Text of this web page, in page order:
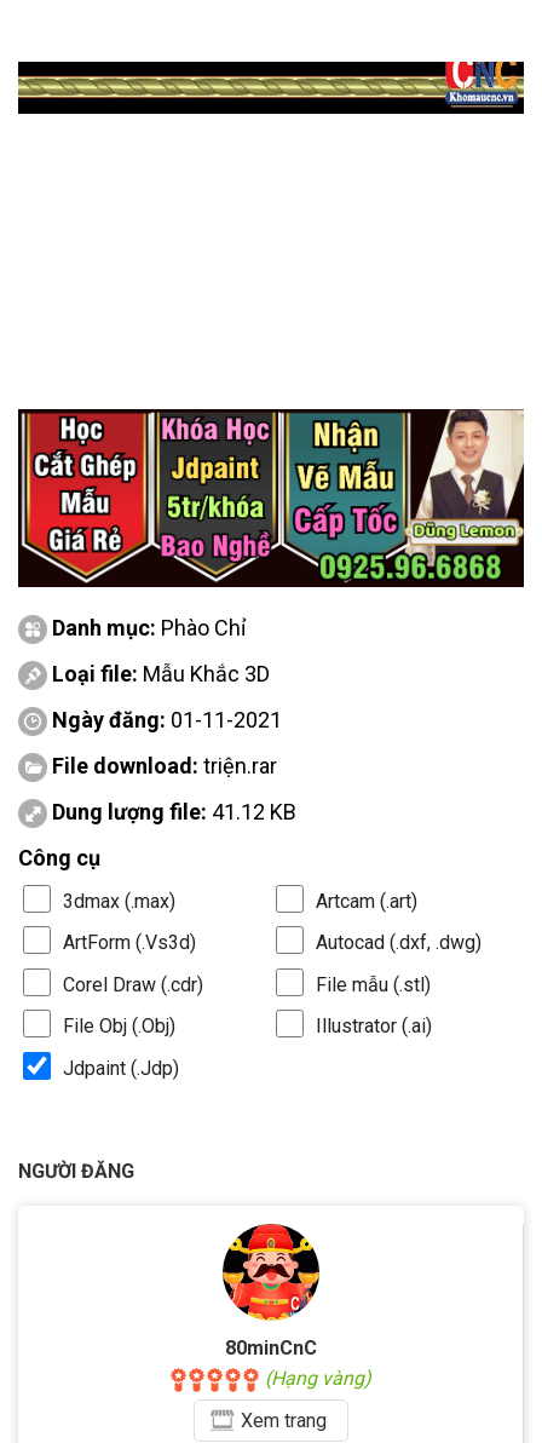
Danh mục: Phào Chỉ
Loại file: Mẫu Khắc 3D
Ngày đăng: 01-11-2021
File download: triện.rar
Dung lượng file: 41.12 KB
Công cụ
3dmax (.max)
Artcam (.art)
ArtForm (.Vs3d)
Autocad (.dxf, .dwg)
Corel Draw (.cdr)
File mẫu (.stl)
File Obj (.Obj)
Illustrator (.ai)
Jdpaint (.Jdp)
NGƯỜI ĐĂNG
80minCnC
(Hạng vàng)
Xemtrang